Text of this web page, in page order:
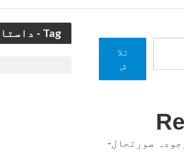
Tag - داستانِ حج 1440 ھ
تلا
ش
صورتحال-